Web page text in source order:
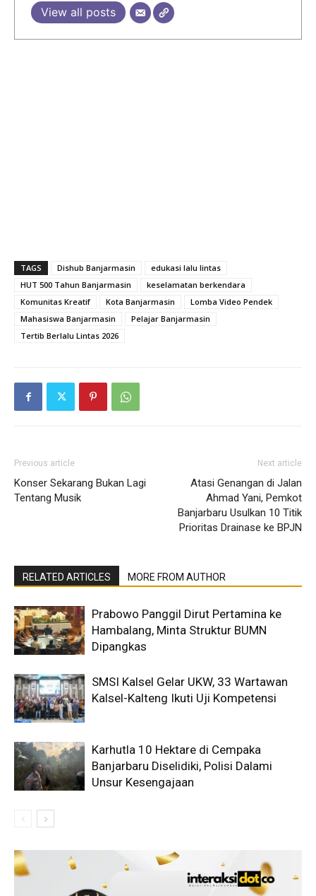
View all posts
TAGS Dishub Banjarmasin
edukasi lalu lintas
HUT 500 Tahun Banjarmasin
keselamatan berkendara
Komunitas Kreatif
Kota Banjarmasin
Lomba Video Pendek
Mahasiswa Banjarmasin
Pelajar Banjarmasin
Tertib Berlalu Lintas 2026
Previous article
Konser Sekarang Bukan Lagi
Tentang Musik
Next article
Atasi Genangan di Jalan
Ahmad Yani, Pemkot
Banjarbaru Usulkan 10 Titik
Prioritas Drainase ke BPJN
RELATED ARTICLES MORE FROM AUTHOR
Prabowo Panggil Dirut Pertamina ke
Hambalang, Minta Struktur BUMN
Dipangkas
SMSI Kalsel Gelar UKW, 33 Wartawan
Kalsel-Kalteng Ikuti Uji Kompetensi
Karhutla 10 Hektare di Cempaka
Banjarbaru Diselidiki, Polisi Dalami
Unsur Kesengajaan